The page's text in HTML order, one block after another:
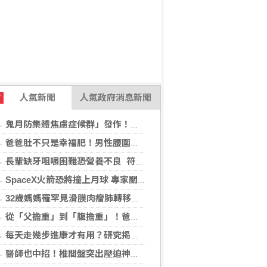
人氣新聞 人氣政府消息新聞
鬼月防集體焦慮症候群」發作！醫揭：安度民俗月2大「認知調適」對策
爸爸肚不只是幸福肥！男性腰圍逾90公分 醫籲留意脂肪肝風險
長輩缺牙咀嚼困難恐營養不良 符合「這二身分」可申請假牙補助
SpaceX火箭恐將撞上月球 專家關注衝擊後果
32歲媽媽罹罕見滑膜肉瘤肺轉移！立體定位精準放療SBRT，控制轉移病灶
從「父擔重」到「腹擔重」！爸爸肚恐暗藏中年男性健康危機
每天走幾步進康才有用？研究揭：5000步即可降低37%死亡風險
醫師也中招！椎間盤突出壓迫神經 微創內視鏡手術助重返正常生活